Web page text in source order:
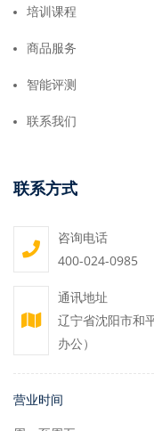
培训课程
商品服务
智能评测
联系我们
联系方式
咨询电话
400-024-0985
通讯地址
辽宁省沈阳市和
办公）
营业时间